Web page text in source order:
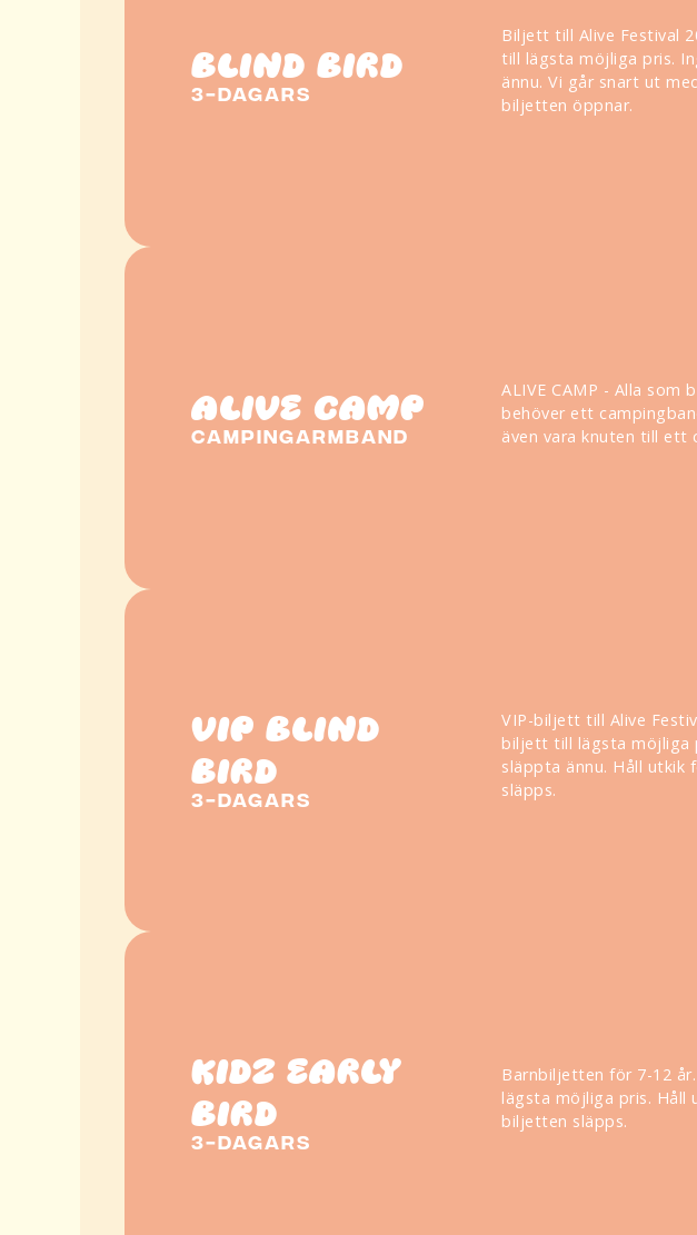
Biljett till Alive Festival
till lägsta möjliga pris.
ännu. Vi går snart ut
biljetten öppnar.
BLIND BIRD
3-DAGARS
ALIVE CAMP - Alla som
behöver ett
även vara knuten till ett
ALIVE CAMP
CAMPINGARMBAND
VIP-biljett till Alive
biljett till lägsta möjliga
släppta ännu. Håll
släpps.
VIP BLIND
BIRD
3-DAGARS
Barnbiljetten för 7-12
lägsta möjliga pris. Håll
biljetten släpps.
KIDZ EARLY
BIRD
3-DAGARS